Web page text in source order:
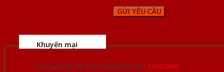
Khuyến mại
Quà tặng đồ nội thất trang trí lên đến 1.000.000đ